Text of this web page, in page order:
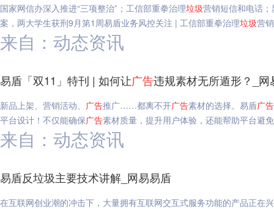
国家网信办深入推进“三项整治”；工信部重拳治理垃圾营销短信和电话
案，两大学生获刑9月第1周易盾业务风控关注 | 工信部重拳治理垃圾营
来自：动态资讯
易盾「双11」特刊 | 如何让广告违规素材无所遁形？_网
新品上架、营销活动、 广告推广……都离不开广告素材的选择。易盾广告
平台设计！不仅能确保广告素材质量，提升用户体验，还能帮助平台避
来自：动态资讯
易盾反垃圾主要技术讲解_网易易盾
在互联网创业潮的冲击下，大量拥有互联网交互式服务功能的产品正在